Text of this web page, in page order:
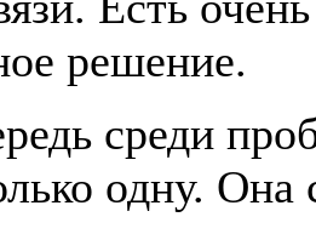
решение.
среди
одну. Она